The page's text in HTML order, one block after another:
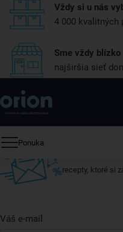
Vždy si u nás
4 000 kvalitných
Sme vždy blízko
najširšia sieť
Ponuka
Získajte rady, recepty
ktokoľvek iný
Prihláste sa k odberu nášho
recepty, ktoré si
Váš e-mail